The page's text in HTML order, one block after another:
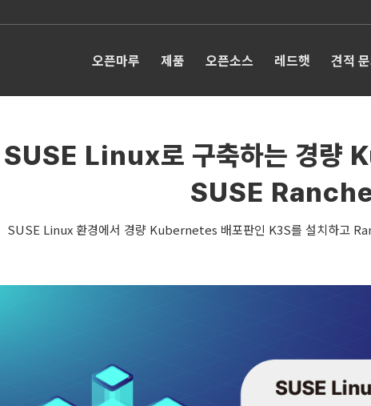
오픈마루 제품 오픈소스 레드햇 견적
SUSE Linux로 구축하는 경량
SUSE
SUSE Linux 환경에서 경량 Kubernetes 배포판인 K3S를 설치하고